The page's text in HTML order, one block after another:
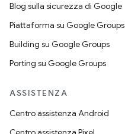
Blog sulla sicurezza di Google
Piattaforma su Google Groups
Building su Google Groups
Porting su Google Groups
ASSISTENZA
Centro assistenza Android